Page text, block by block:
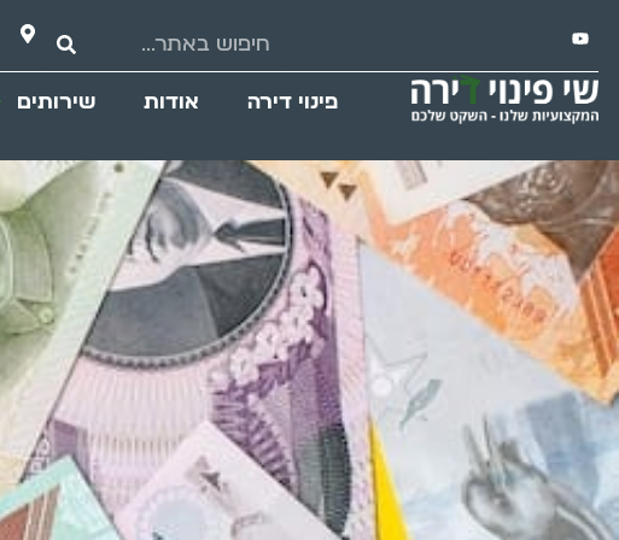
פינוי דירה אודות שירותים